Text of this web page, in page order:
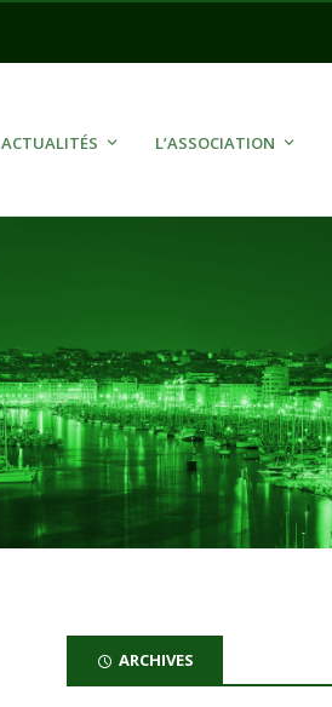
ACTUALITÉS L’ASSOCIATION
ARCHIVES